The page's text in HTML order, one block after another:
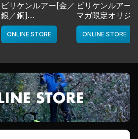
ビリケンルアー[金／
銀／銅]
deps
ONLINE STORE
ビリケンルアー[
マガ限定オリジ
カラー／LMボー
ワイト]
deps
ONLINE STORE